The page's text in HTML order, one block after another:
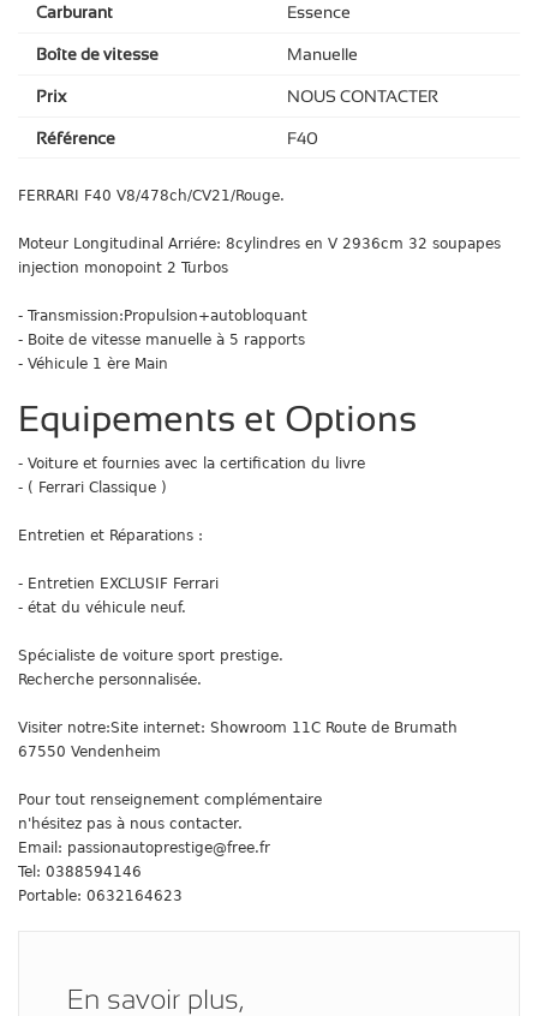
Carburant Essence
Boîte de vitesse Manuelle
Prix NOUS CONTACTER
Référence F40
FERRARI F40 V8/478ch/CV21/Rouge.
Moteur Longitudinal Arriére: 8cylindres en V 2936cm 32 soupapes
injection monopoint 2 Turbos
- Transmission:Propulsion+autobloquant
- Boite de vitesse manuelle à 5 rapports
- Véhicule 1 ère Main
Equipements et Options
- Voiture et fournies avec la certification du livre
- ( Ferrari Classique )
Entretien et Réparations :
- Entretien EXCLUSIF Ferrari
- état du véhicule neuf.
Spécialiste de voiture sport prestige.
Recherche personnalisée.
Visiter notre:Site internet: Showroom 11C Route de Brumath
67550 Vendenheim
Pour tout renseignement complémentaire
n'hésitez pas à nous contacter.
Email: passionautoprestige@free.fr
Tel: 0388594146
Portable: 0632164623
En savoir plus,